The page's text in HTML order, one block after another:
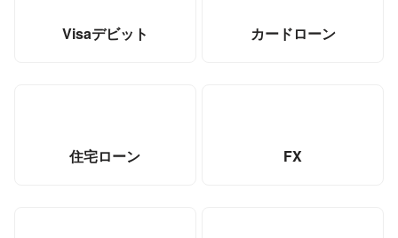
Visaデビット カードローン
住宅ローン FX